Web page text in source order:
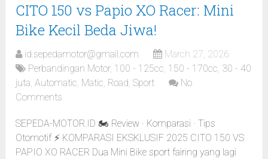
CITO 150 vs Papio XO Racer: Mini
Bike Kecil Beda Jiwa!
id.sepedamotor@gmail.com
March 27, 2026
Perbandingan Motor, 100 - 125cc, 150 - 170cc, 30 - 40
juta,Automatic, Matic, Road,Sport
No
Comments
SEPEDA-MOTOR.ID 🏍️ Review · Komparasi · Tips
Otomotif ⚡ KOMPARASI EKSKLUSIF 2025 CITO 150 VS
PAPIO XO RACER Dua Mini Bike sport fairing yang lagi